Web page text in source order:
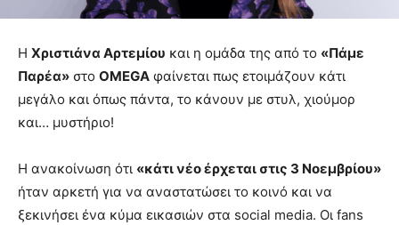
Η Χριστιάνα Αρτεμίου και η ομάδα της από το «Πάμε
Παρέα» στο OMEGA φαίνεται πως ετοιμάζουν κάτι
μεγάλο και όπως πάντα, το κάνουν με στυλ, χιούμορ
και… μυστήριο!
Η ανακοίνωση ότι «κάτι νέο έρχεται στις 3 Νοεμβρίου»
ήταν αρκετή για να αναστατώσει το κοινό και να
ξεκινήσει ένα κύμα εικασιών στα social media. Οι fans